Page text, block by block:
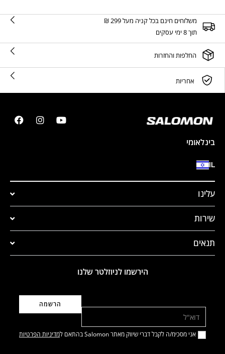
משלוחים חינם בכל קניה מעל 299 ₪
תוך 8 ימי עסקים
החלפות והחזרות
אחריות
בינלאומי
IL
עלינו
שירות
תנאים
הירשמו לניוזלטר שלנו
אני מסכימ/ה לקבל דברי שיווק מאתר Salomon בהתאם ל מדיניות הפרטיות